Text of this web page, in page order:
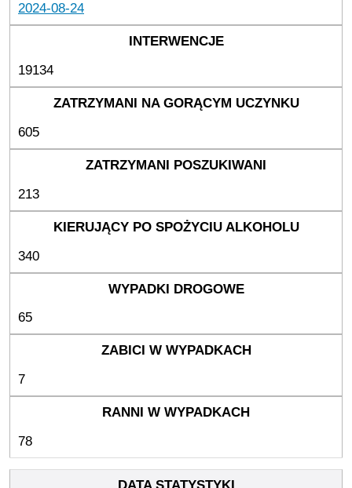
2024-08-24
19134
605
213
340
65
7
78